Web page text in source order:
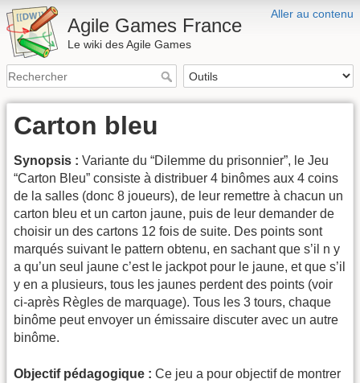
Aller au contenu
Agile Games France
Le wiki des Agile Games
Carton bleu
Synopsis : Variante du “Dilemme du prisonnier”, le Jeu
“Carton Bleu” consiste à distribuer 4 binômes aux 4 coins
de la salles (donc 8 joueurs), de leur remettre à chacun un
carton bleu et un carton jaune, puis de leur demander de
choisir un des cartons 12 fois de suite. Des points sont
marqués suivant le pattern obtenu, en sachant que s’il n y
a qu’un seul jaune c’est le jackpot pour le jaune, et que s’il
y en a plusieurs, tous les jaunes perdent des points (voir
ci-après Règles de marquage). Tous les 3 tours, chaque
binôme peut envoyer un émissaire discuter avec un autre
binôme.
Objectif pédagogique : Ce jeu a pour objectif de montrer